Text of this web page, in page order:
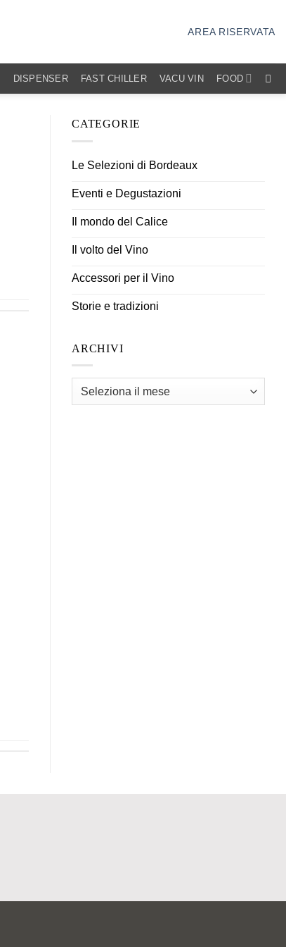
AREA RISERVATA
DISPENSER FAST CHILLER VACU VIN FOOD
CATEGORIE
Le Selezioni di Bordeaux
Eventi e Degustazioni
Il mondo del Calice
Il volto del Vino
Accessori per il Vino
Storie e tradizioni
ARCHIVI
Archivi